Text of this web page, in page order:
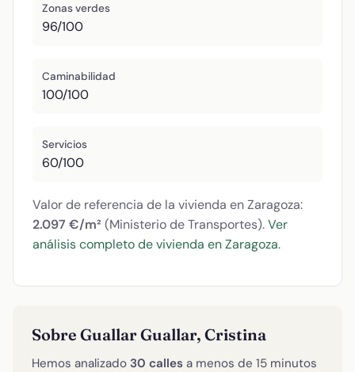
Zonas verdes
96/100
Caminabilidad
100/100
Servicios
60/100
Valor de referencia de la vivienda en Zaragoza:
2.097 €/m² (Ministerio de Transportes).Ver
análisis completo de vivienda en Zaragoza.
Sobre Guallar Guallar, Cristina
Hemos analizado 30 calles a menos de 15 minutos